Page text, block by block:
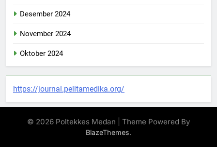
Desember 2024
November 2024
Oktober 2024
https://journal.pelitamedika.org/
© 2026 Poltekkes Medan | Theme Powered By
BlazeThemes.